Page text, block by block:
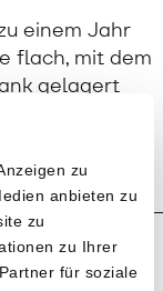
zu
anbieten zu
zu
zu Ihrer
für soziale
einem Jahr
flach, mit dem
gelagert